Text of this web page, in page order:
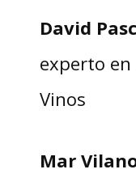
David
experto en
Vinos
Mar